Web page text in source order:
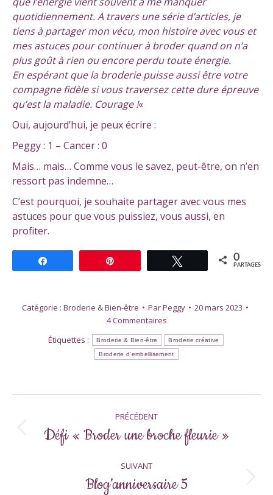
quotidiennement. A travers une série d’articles, je
tiens à partager mon vécu, mon histoire avec vous et
mes astuces pour continuer à broder quand on n’a
plus goût à rien ou encore perdu toute énergie.
En espérant que la broderie puisse aussi être votre
compagne fidèle si vous traversez cette dure épreuve
qu’est la maladie. Courage !«
Oui, aujourd’hui, je peux écrire :
Peggy : 1 – Cancer : 0
Mais… mais… Comme vous le savez, peut-être, on n’en
ressort pas indemne…
C’est pourquoi, je souhaite partager avec vous mes
astuces pour que vous puissiez, vous aussi, en
profiter.
Tweetez 0
PARTAGES
Catégorie : Broderie & Bien-être ParPeggy
20 mars 2023
4 Commentaires
Étiquettes :
Broderie & Bien-être Broderie créative
Broderie d'embellisement
article
PRÉCÉDENT
Article
:
Défi « Broder une broche fleurie »
SUIVANT
Article
Blog’anniversaire 5